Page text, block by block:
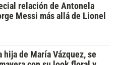
relación de Antonela
Messi más allá de Lionel
hija de María Vázquez, se